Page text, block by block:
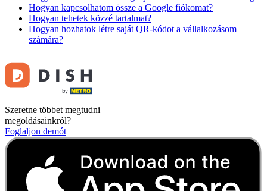
Hogyan kapcsolhatom össze a Google fiókomat?
Hogyan tehetek közzé tartalmat?
Hogyan hozhatok létre saját QR-kódot a vállalkozásom
számára?
Szeretne többet megtudni
megoldásainkról?
Foglaljon demót